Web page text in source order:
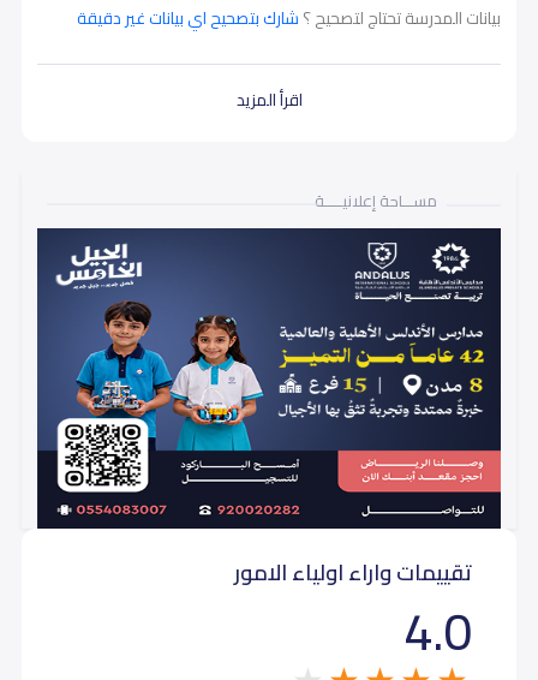
اقرأ المزيد
بيانات المدرسة تحتاج لتصحيح ؟شارك بتصحيح اي بيانات غير دقيقة
مســـاحة إعلانيـــــة
تقييمات واراء اولياء الامور
4.0